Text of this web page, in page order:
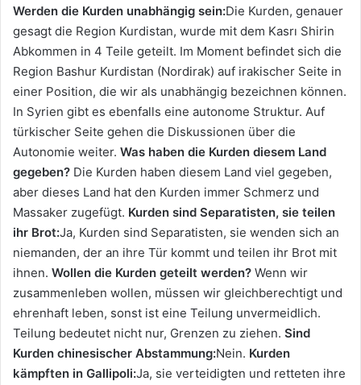
Werden die Kurden unabhängig sein:Die Kurden, genauer
gesagt die Region Kurdistan, wurde mit dem Kasrı Shirin
Abkommen in 4 Teile geteilt. Im Moment befindet sich die
Region Bashur Kurdistan (Nordirak) auf irakischer Seite in
einer Position, die wir als unabhängig bezeichnen können.
In Syrien gibt es ebenfalls eine autonome Struktur. Auf
türkischer Seite gehen die Diskussionen über die
Autonomie weiter. Was haben die Kurden diesem Land
gegeben? Die Kurden haben diesem Land viel gegeben,
aber dieses Land hat den Kurden immer Schmerz und
Massaker zugefügt. Kurden sind Separatisten, sie teilen
ihr Brot:Ja, Kurden sind Separatisten, sie wenden sich an
niemanden, der an ihre Tür kommt und teilen ihr Brot mit
ihnen. Wollen die Kurden geteilt werden? Wenn wir
zusammenleben wollen, müssen wir gleichberechtigt und
ehrenhaft leben, sonst ist eine Teilung unvermeidlich.
Teilung bedeutet nicht nur, Grenzen zu ziehen. Sind
Kurden chinesischer Abstammung:Nein. Kurden
kämpften in Gallipoli:Ja, sie verteidigten und retteten ihre